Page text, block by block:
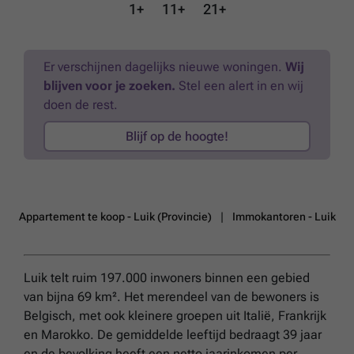
Twee extra terrassen, aan de voor- en achterzijde, maken deze unieke
ruimte compleet. Een exclusieve woning die design, comfort en
1+ 11+ 21+
Er verschijnen dagelijks nieuwe woningen. Wij
blijven voor je zoeken. Stel een alert in en wij
doen de rest.
Blijf op de hoogte!
Appartement te koop - Luik (Provincie) Immokantoren - Luik
Luik telt ruim 197.000 inwoners binnen een gebied
van bijna 69 km². Het merendeel van de bewoners is
Belgisch, met ook kleinere groepen uit Italië, Frankrijk
en Marokko. De gemiddelde leeftijd bedraagt 39 jaar